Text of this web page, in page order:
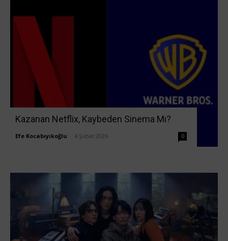
Kazanan Netflix, Kaybeden Sinema Mı?
Efe Kocabıyıkoğlu 4 Şubat 2026 0